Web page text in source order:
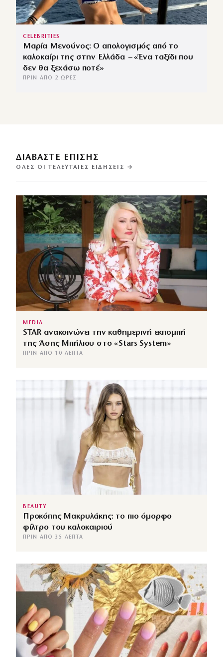
CELEBRITIES
Μαρία Μενούνος: Ο απολογισμός από το
καλοκαίρι της στην Ελλάδα – «Ένα ταξίδι που
δεν θα ξεχάσω ποτέ»
ΠΡΙΝ ΑΠΌ 2 ΏΡΕΣ
ΔΙΑΒΑΣΤΕ ΕΠΙΣΗΣ
ΌΛΕΣ ΟΙ ΤΕΛΕΥΤΑΊΕΣ ΕΙΔΉΣΕΙΣ →
MEDIA
STAR ανακοινώνει την καθημερινή εκπομπή
της Άσης Μπήλιου στο «Stars System»
ΠΡΙΝ ΑΠΌ 10 ΛΕΠΤΆ
BEAUTY
Προκόπης Μακρυλάκης: το πιο όμορφο
φίλτρο του καλοκαιριού
ΠΡΙΝ ΑΠΌ 35 ΛΕΠΤΆ